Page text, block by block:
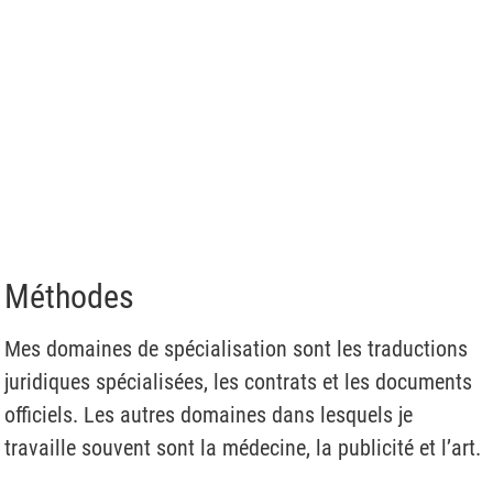
Méthodes
Mes domaines de spécialisation sont les traductions
juridiques spécialisées, les contrats et les documents
officiels. Les autres domaines dans lesquels je
travaille souvent sont la médecine, la publicité et l’art.